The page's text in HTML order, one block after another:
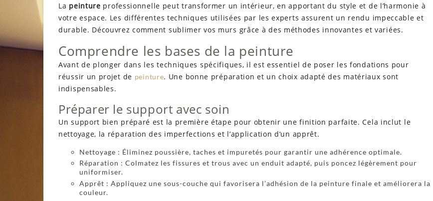
La peinture professionnelle peut transformer un intérieur, en apportant du style et de l’harmonie à
votre espace. Les différentes techniques utilisées par les experts assurent un rendu impeccable et
durable. Découvrez comment sublimer vos murs grâce à des méthodes innovantes et variées.
Comprendre les bases de la peinture
Avant de plonger dans les techniques spécifiques, il est essentiel de poser les fondations pour
réussir un projet de peinture. Une bonne préparation et un choix adapté des matériaux sont
indispensables.
Préparer le support avec soin
Un support bien préparé est la première étape pour obtenir une finition parfaite. Cela inclut le
nettoyage, la réparation des imperfections et l’application d’un apprêt.
Nettoyage : Éliminez poussière, taches et impuretés pour garantir une adhérence optimale.
Réparation : Colmatez les fissures et trous avec un enduit adapté, puis poncez légèrement pour
uniformiser.
Apprêt : Appliquez une sous-couche qui favorisera l’adhésion de la peinture finale et améliorera la
couleur.